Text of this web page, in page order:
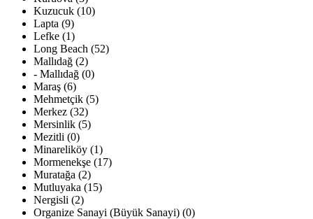
Kuzucuk (10)
Lapta (9)
Lefke (1)
Long Beach (52)
Mallıdağ (2)
- Mallıdağ (0)
Maraş (6)
Mehmetçik (5)
Merkez (32)
Mersinlik (5)
Mezitli (0)
Minareliköy (1)
Mormenekşe (17)
Muratağa (2)
Mutluyaka (15)
Nergisli (2)
Organize Sanayi (Büyük Sanayi) (0)